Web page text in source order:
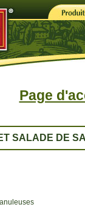
Page
SALADE DE